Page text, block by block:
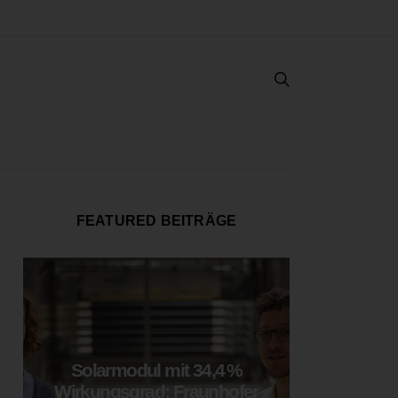
FEATURED BEITRÄGE
Solarmodul mit 34,4 %
Wirkungsgrad: Fraunhofer